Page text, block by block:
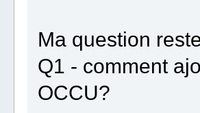
Ma question
Q1 - comment
OCCU?